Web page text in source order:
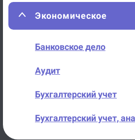
Экономическое
Банковское дело
Аудит
Бухгалтерский учет
Бухгалтерский учет,